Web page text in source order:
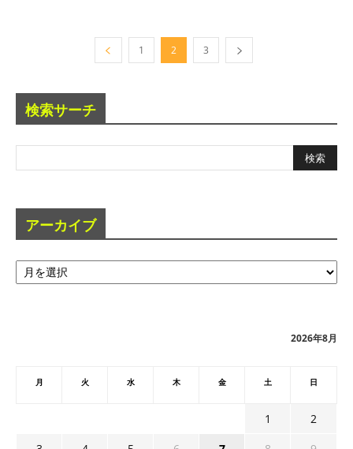
1 2 3
検索サーチ
アーカイブ
ア
ー
2026年8月
月 火 水 木 金 土 日
1
2